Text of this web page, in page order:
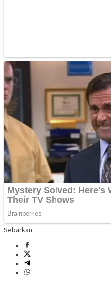
Sebarkan